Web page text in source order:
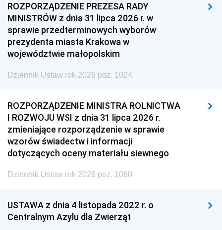
ROZPORZĄDZENIE PREZESA RADY
MINISTRÓW z dnia 31 lipca 2026 r. w
sprawie przedterminowych wyborów
prezydenta miasta Krakowa w
województwie małopolskim
Dziennik Ustaw rok 2026 poz. 1024
ROZPORZĄDZENIE MINISTRA ROLNICTWA
I ROZWOJU WSI z dnia 31 lipca 2026 r.
zmieniające rozporządzenie w sprawie
wzorów świadectw i informacji
dotyczących oceny materiału siewnego
Dziennik Ustaw rok 2026 poz. 1060
USTAWA z dnia 4 listopada 2022 r. o
Centralnym Azylu dla Zwierząt